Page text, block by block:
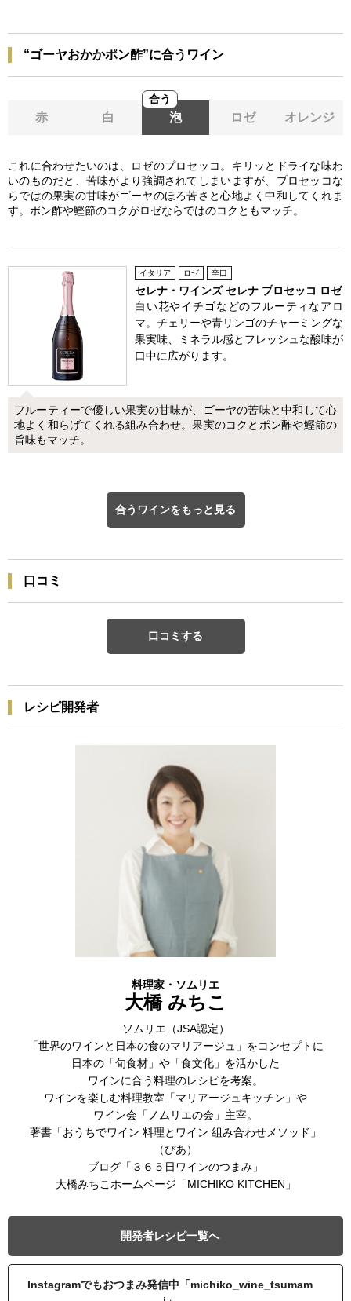
“ゴーヤおかかポン酢”に合うワイン
赤 白
合う
泡 ロゼ オレンジ
これに合わせたいのは、ロゼのプロセッコ。キリッとドライな味わ
いのものだと、苦味がより強調されてしまいますが、プロセッコな
らではの果実の甘味がゴーヤのほろ苦さと心地よく中和してくれま
す。ポン酢や鰹節のコクがロゼならではのコクともマッチ。
イタリア ロゼ 辛口
セレナ・ワインズ セレナ プロセッコ ロゼ
白い花やイチゴなどのフルーティなアロ
マ。チェリーや青リンゴのチャーミングな
果実味、ミネラル感とフレッシュな酸味が
口中に広がります。
フルーティーで優しい果実の甘味が、ゴーヤの苦味と中和して心
地よく和らげてくれる組み合わせ。果実のコクとポン酢や鰹節の
旨味もマッチ。
合うワインをもっと見る
口コミ
口コミする
レシピ開発者
料理家・ソムリエ
大橋 みちこ
ソムリエ（JSA認定）
「世界のワインと日本の食のマリアージュ」をコンセプトに
日本の「旬食材」や「食文化」を活かした
ワインに合う料理のレシピを考案。
ワインを楽しむ料理教室「マリアージュキッチン」や
ワイン会「ノムリエの会」主宰。
著書「おうちでワイン 料理とワイン 組み合わせメソッド」
（ぴあ）
ブログ「３６５日ワインのつまみ」
大橋みちこホームページ「MICHIKO KITCHEN」
開発者レシピ一覧へ
Instagramでもおつまみ発信中「michiko_wine_tsumam